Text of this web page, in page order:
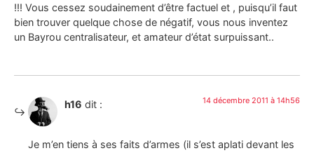
!!! Vous cessez soudainement d’être factuel et , puisqu’il faut
bien trouver quelque chose de négatif, vous nous inventez
un Bayrou centralisateur, et amateur d’état surpuissant..
h16 dit : 14 décembre 2011 à 14h56
Je m’en tiens à ses faits d’armes (il s’est aplati devant les